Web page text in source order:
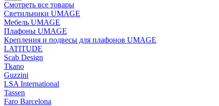
Смотреть все товары
Светильники UMAGE
Мебель UMAGE
Плафоны UMAGE
Крепления и подвесы для плафонов UMAGE
LATITUDE
Scab Design
Tkano
Guzzini
LSA International
Tassen
Faro Barcelona